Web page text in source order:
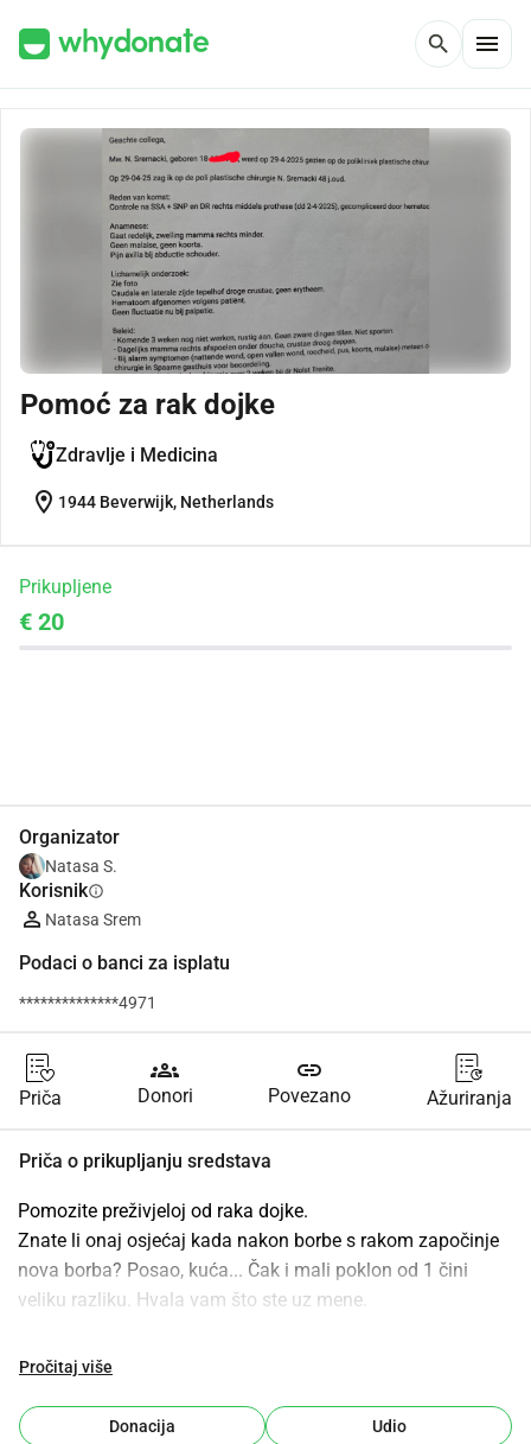
search menu
Pomoć za rak dojke
Zdravlje i Medicina
location_on 1944 Beverwijk, Netherlands
Prikupljene
€ 20
Organizator
Natasa S.
Korisnikinfo
Natasa Srem
Podaci o banci za isplatu
**************4971
Priča
groups
Donori
link
Povezano Ažuriranja
Priča o prikupljanju sredstava
Pomozite preživjeloj od raka dojke.
Znate li onaj osjećaj kada nakon borbe s rakom započinje
nova borba? Posao, kuća... Čak i mali poklon od 1 čini
veliku razliku. Hvala vam što ste uz mene.
Pročitaj više
Donacija Udio